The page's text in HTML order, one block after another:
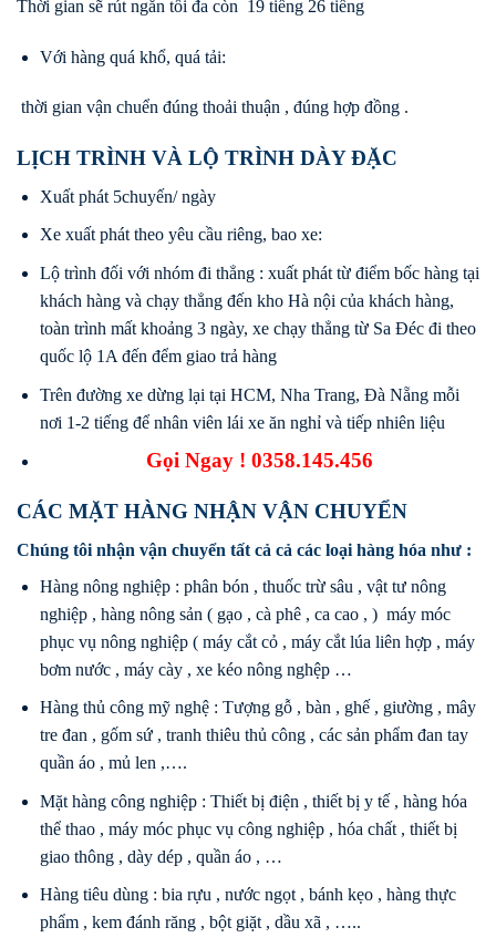
Thời gian sẽ rút ngắn tối đa còn 19 tiếng 26 tiếng
Với hàng quá khổ, quá tải:
thời gian vận chuển đúng thoải thuận , đúng hợp đồng .
LỊCH TRÌNH VÀ LỘ TRÌNH DÀY ĐẶC
Xuất phát 5chuyến/ ngày
Xe xuất phát theo yêu cầu riêng, bao xe:
Lộ trình đối với nhóm đi thẳng : xuất phát từ điểm bốc hàng tại
khách hàng và chạy thẳng đến kho Hà nội của khách hàng,
toàn trình mất khoảng 3 ngày, xe chạy thẳng từ Sa Đéc đi theo
quốc lộ 1A đến đểm giao trả hàng
Trên đường xe dừng lại tại HCM, Nha Trang, Đà Nẵng mỗi
nơi 1-2 tiếng để nhân viên lái xe ăn nghỉ và tiếp nhiên liệu
Gọi Ngay ! 0358.145.456
CÁC MẶT HÀNG NHẬN VẬN CHUYỂN
Chúng tôi nhận vận chuyển tất cả cả các loại hàng hóa như :
Hàng nông nghiệp : phân bón , thuốc trừ sâu , vật tư nông
nghiệp , hàng nông sản ( gạo , cà phê , ca cao , ) máy móc
phục vụ nông nghiệp ( máy cắt cỏ , máy cắt lúa liên hợp , máy
bơm nước , máy cày , xe kéo nông nghệp …
Hàng thủ công mỹ nghệ : Tượng gỗ , bàn , ghế , giường , mây
tre đan , gốm sứ , tranh thiêu thủ công , các sản phẩm đan tay
quần áo , mủ len ,….
Mặt hàng công nghiệp : Thiết bị điện , thiết bị y tế , hàng hóa
thể thao , máy móc phục vụ công nghiệp , hóa chất , thiết bị
giao thông , dày dép , quần áo , …
Hàng tiêu dùng : bia rựu , nước ngọt , bánh kẹo , hàng thực
phẩm , kem đánh răng , bột giặt , dầu xã , …..